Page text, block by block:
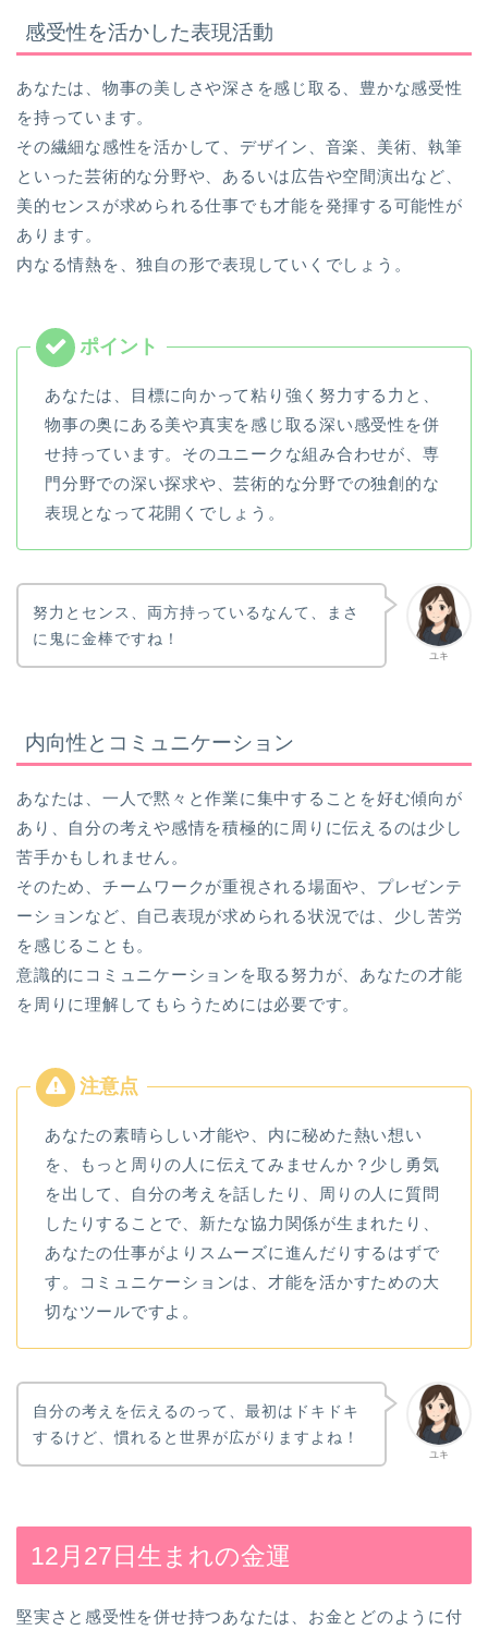
感受性を活かした表現活動
あなたは、物事の美しさや深さを感じ取る、豊かな感受性
を持っています。
その繊細な感性を活かして、デザイン、音楽、美術、執筆
といった芸術的な分野や、あるいは広告や空間演出など、
美的センスが求められる仕事でも才能を発揮する可能性が
あります。
内なる情熱を、独自の形で表現していくでしょう。
あなたは、目標に向かって粘り強く努力する力と、
物事の奥にある美や真実を感じ取る深い感受性を併
せ持っています。そのユニークな組み合わせが、専
門分野での深い探求や、芸術的な分野での独創的な
表現となって花開くでしょう。
ユキ
努力とセンス、両方持っているなんて、まさ
に鬼に金棒ですね！
内向性とコミュニケーション
あなたは、一人で黙々と作業に集中することを好む傾向が
あり、自分の考えや感情を積極的に周りに伝えるのは少し
苦手かもしれません。
そのため、チームワークが重視される場面や、プレゼンテ
ーションなど、自己表現が求められる状況では、少し苦労
を感じることも。
意識的にコミュニケーションを取る努力が、あなたの才能
を周りに理解してもらうためには必要です。
あなたの素晴らしい才能や、内に秘めた熱い想い
を、もっと周りの人に伝えてみませんか？少し勇気
を出して、自分の考えを話したり、周りの人に質問
したりすることで、新たな協力関係が生まれたり、
あなたの仕事がよりスムーズに進んだりするはずで
す。コミュニケーションは、才能を活かすための大
切なツールですよ。
ユキ
自分の考えを伝えるのって、最初はドキドキ
するけど、慣れると世界が広がりますよね！
12月27日生まれの金運
堅実さと感受性を併せ持つあなたは、お金とどのように付